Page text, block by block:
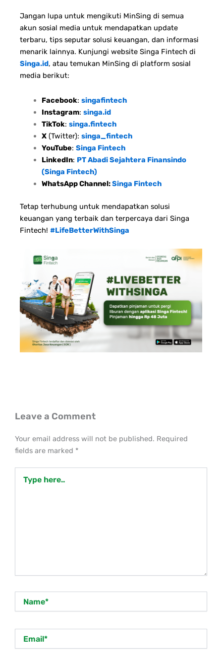
Jangan lupa untuk mengikuti MinSing di semua
akun sosial media untuk mendapatkan update
terbaru, tips seputar solusi keuangan, dan informasi
menarik lainnya. Kunjungi website Singa Fintech di
Singa.id, atau temukan MinSing di platform sosial
media berikut:
Facebook: singafintech
Instagram: singa.id
TikTok: singa.fintech
X(Twitter): singa_fintech
YouTube: Singa Fintech
LinkedIn: PT Abadi Sejahtera Finansindo
(Singa Fintech)
WhatsApp Channel:Singa Fintech
Tetap terhubung untuk mendapatkan solusi
keuangan yang terbaik dan terpercaya dari Singa
Fintech! #LifeBetterWithSinga
Leave a Comment
Your email address will not be published. Required
fields are marked *
here..